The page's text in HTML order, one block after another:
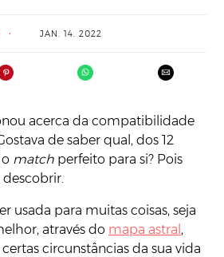
JAN. 14. 2022
acerca da compatibilidade
de saber qual, dos 12
o match perfeito para si? Pois
descobrir.
usada para muitas coisas, seja
através do mapa astral ,
circunstâncias da sua vida